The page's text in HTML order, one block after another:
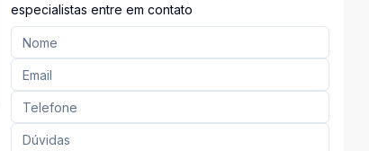
especialistas entre em contato